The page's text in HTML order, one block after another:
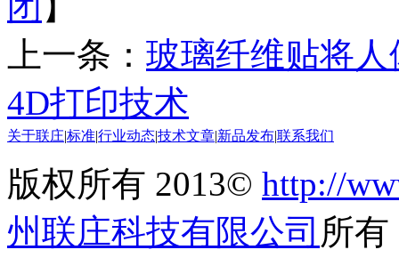
上一条： 玻璃纤维贴将
4D打印技术
关于联庄标准行业动态技术文章 新品发布联系我们
版权所有 2013© http://
州联庄科技有限公司 所